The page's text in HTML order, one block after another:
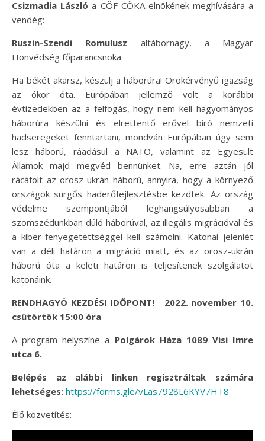
Csizmadia László a CÖF-CÖKA elnökének meghívására a
vendég:
Ruszin-Szendi Romulusz altábornagy, a Magyar
Honvédség főparancsnoka
Ha békét akarsz, készülj a háborúra! Örökérvényű igazság
az ókor óta. Európában jellemző volt a korábbi
évtizedekben az a felfogás, hogy nem kell hagyományos
háborúra készülni és elrettentő erővel bíró nemzeti
hadseregeket fenntartani, mondván Európában úgy sem
lesz háború, ráadásul a NATO, valamint az Egyesült
Államok majd megvéd bennünket. Na, erre aztán jól
rácáfolt az orosz-ukrán háború, annyira, hogy a környező
országok sürgős haderőfejlesztésbe kezdtek. Az ország
védelme szempontjából leghangsúlyosabban a
szomszédunkban dúló háborúval, az illegális migrációval és
a kiber-fenyegetettséggel kell számolni. Katonai jelenlét
van a déli határon a migráció miatt, és az orosz-ukrán
háború óta a keleti határon is teljesítenek szolgálatot
katonáink.
RENDHAGYÓ KEZDÉSI IDŐPONT! 2022. november 10.
csütörtök 15:00 óra
A program helyszíne a Polgárok Háza 1089 Visi Imre
utca 6.
Belépés az alábbi linken regisztráltak számára
lehetséges: https://forms.gle/vLas7928L6KYV7HT8
Élő közvetítés: